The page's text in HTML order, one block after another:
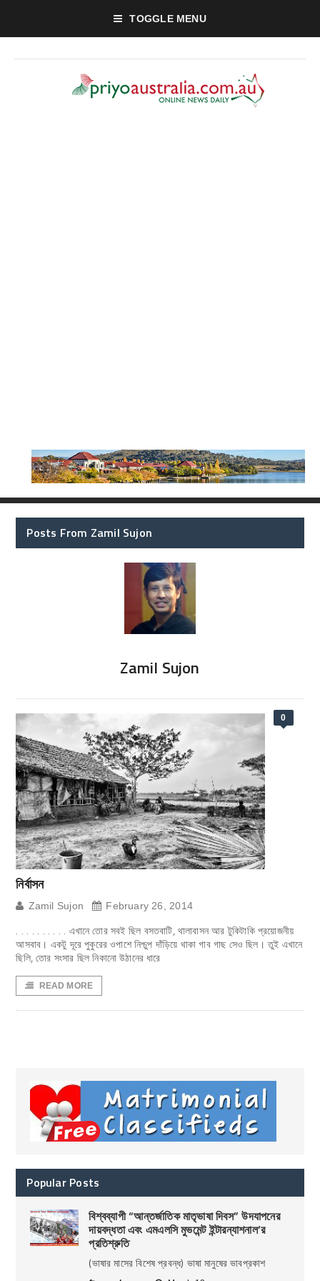
TOGGLE MENU
Posts From Zamil Sujon
Zamil Sujon
0
নির্বাসন
Zamil Sujon February 26, 2014
. . . . . . . . . . এখানে তোর সবই ছিল বসতবাটি, থালাবাসন আর টুকিটাকি প্রয়োজনীয়
আসবাব। একটু দূরে পুকুরের ওপাশে নিশ্চুপ দাঁড়িয়ে থাকা গাব গাছ সেও ছিল। তুই এখানে
ছিলি, তোর সংসার ছিল নিকানো উঠানের ধারে
READ MORE
Popular Posts
বিশ্বব্যাপী “আন্তর্জাতিক মাতৃভাষা দিবস” উদযাপনের
দায়বদ্ধতা এবং এমএলসি মুভমেন্ট ইন্টারন্যাশনাল’র
প্রতিশ্রুতি
(ভাষার মাসের বিশেষ প্রবন্ধ) ভাষা মানুষের ভাবপ্রকাশ